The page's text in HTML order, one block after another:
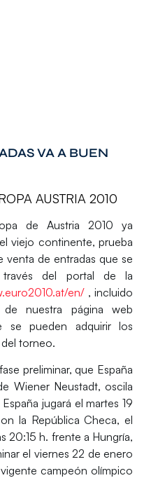
VA A BUEN
AUSTRIA 2010
de Austria 2010 ya
viejo continente, prueba
de entradas que se
través del portal de la
en/, incluido
nuestra página web
pueden adquirir los
del torneo.
preliminar, que España
Wiener Neustadt, oscila
jugará el martes 19
la República Checa, el
20:15 h. frente a Hungría,
el viernes 22 de enero
campeón olímpico